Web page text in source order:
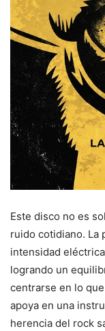
Este disco no es
ruido cotidiano. La
intensidad
logrando un
centrarse en lo
apoya en una
herencia del rock